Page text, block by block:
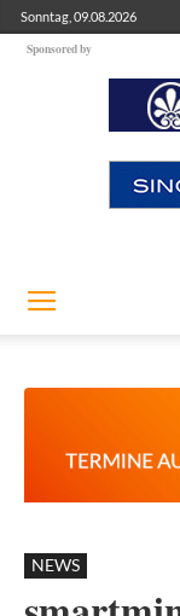
Sonntag, 09.08.2026
Sponsored by
NEWS